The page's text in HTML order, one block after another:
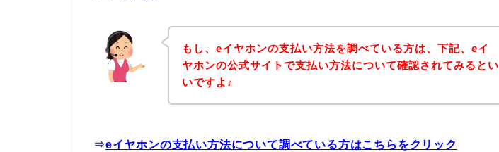
もし、eイヤホンの支払い方法を調べている方は、下記、eイ
ヤホンの公式サイトで支払い方法について確認されてみるとい
いですよ♪
⇒eイヤホンの支払い方法について調べている方はこちらをクリック